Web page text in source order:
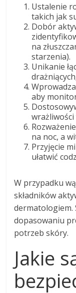
Ustalenie
takich jak
Dobór
na
starzenia).
Unikanie
aby
wrażliwości
na noc, a
Przyjęcie
ułatwić
W przypadku
składników
dermatologiem.
dopasowaniu
potrzeb skóry.
Jakie